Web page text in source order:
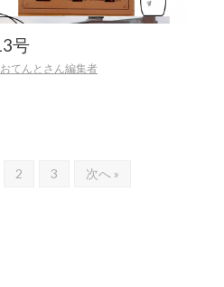
号
おてんとさん編集者
2 3 次へ »